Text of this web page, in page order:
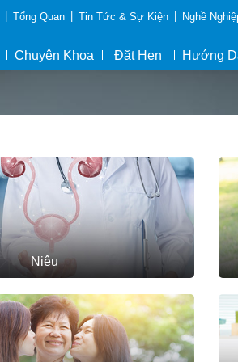
Tổng Quan Tin Tức & Sự Kiện Nghề
Chuyên Khoa Đặt Hẹn Hướng
Niệu